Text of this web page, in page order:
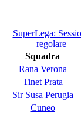
SuperLega:
regolare
Squadra
Rana Verona
Tinet Prata
Sir Susa Perugia
Cuneo